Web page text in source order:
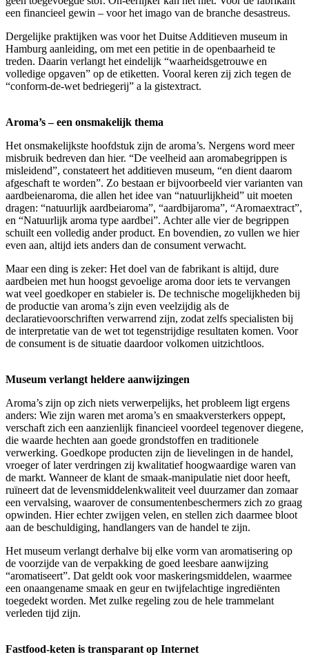
een financieel gewin – voor het imago van de branche desastreus.
Dergelijke praktijken was voor het Duitse Additieven museum in
Hamburg aanleiding, om met een petitie in de openbaarheid te
treden. Daarin verlangt het eindelijk “waarheidsgetrouwe en
volledige opgaven” op de etiketten. Vooral keren zij zich tegen de
“conform-de-wet bedriegerij” a la gistextract.
Aroma’s – een onsmakelijk thema
Het onsmakelijkste hoofdstuk zijn de aroma’s. Nergens word meer
misbruik bedreven dan hier. “De veelheid aan aromabegrippen is
misleidend”, constateert het additieven museum, “en dient daarom
afgeschaft te worden”. Zo bestaan er bijvoorbeeld vier varianten van
aardbeienaroma, die allen het idee van “natuurlijkheid” uit moeten
dragen: “natuurlijk aardbeiaroma”, “aardbijaroma”, “Aromaextract”,
en “Natuurlijk aroma type aardbei”. Achter alle vier de begrippen
schuilt een volledig ander product. En bovendien, zo vullen we hier
even aan, altijd iets anders dan de consument verwacht.
Maar een ding is zeker: Het doel van de fabrikant is altijd, dure
aardbeien met hun hoogst gevoelige aroma door iets te vervangen
wat veel goedkoper en stabieler is. De technische mogelijkheden bij
de productie van aroma’s zijn even veelzijdig als de
declaratievoorschriften verwarrend zijn, zodat zelfs specialisten bij
de interpretatie van de wet tot tegenstrijdige resultaten komen. Voor
de consument is de situatie daardoor volkomen uitzichtloos.
Museum verlangt heldere aanwijzingen
Aroma’s zijn op zich niets verwerpelijks, het probleem ligt ergens
anders: Wie zijn waren met aroma’s en smaakversterkers oppept,
verschaft zich een aanzienlijk financieel voordeel tegenover diegene,
die waarde hechten aan goede grondstoffen en traditionele
verwerking. Goedkope producten zijn de lievelingen in de handel,
vroeger of later verdringen zij kwalitatief hoogwaardige waren van
de markt. Wanneer de klant de smaak-manipulatie niet door heeft,
ruïneert dat de levensmiddelenkwaliteit veel duurzamer dan zomaar
een vervalsing, waarover de consumentenbeschermers zich zo graag
opwinden. Hier echter zwijgen velen, en stellen zich daarmee bloot
aan de beschuldiging, handlangers van de handel te zijn.
Het museum verlangt derhalve bij elke vorm van aromatisering op
de voorzijde van de verpakking de goed leesbare aanwijzing
“aromatiseert”. Dat geldt ook voor maskeringsmiddelen, waarmee
een onaangename smaak en geur en twijfelachtige ingrediënten
toegedekt worden. Met zulke regeling zou de hele trammelant
verleden tijd zijn.
Fastfood-keten is transparant op Internet